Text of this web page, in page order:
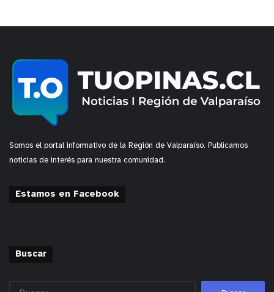
Somos el portal informativo de la Región de Valparaíso. Publicamos
noticias de interés para nuestra comunidad.
Estamos en Facebook
Buscar